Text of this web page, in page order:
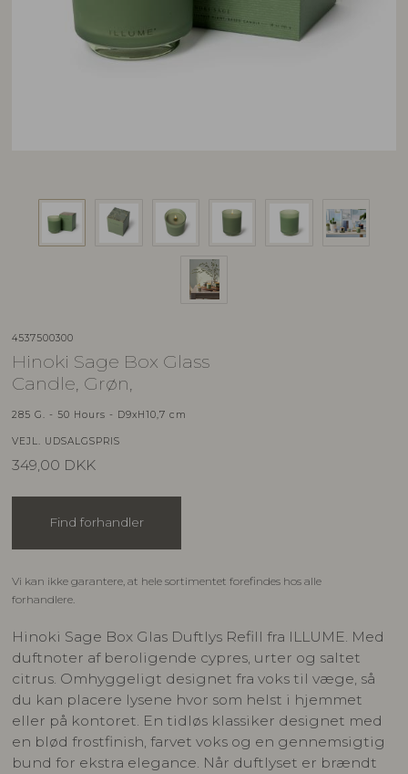
4537500300
Hinoki Sage Box Glass
Candle, Grøn,
285 G. - 50 Hours - D9xH10,7 cm
VEJL. UDSALGSPRIS
349,00 DKK
Find forhandler
Vi kan ikke garantere, at hele sortimentet forefindes hos alle
forhandlere.
Hinoki Sage Box Glas Duftlys Refill fra ILLUME. Med
duftnoter af beroligende cypres, urter og saltet
citrus. Omhyggeligt designet fra voks til væge, så
du kan placere lysene hvor som helst i hjemmet
eller på kontoret. En tidløs klassiker designet med
en blød frostfinish, farvet voks og en gennemsigtig
bund for ekstra elegance. Når duftlyset er brændt